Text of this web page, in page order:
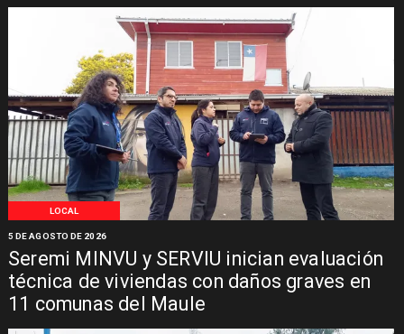
LOCAL
Seremi MINVU y SERVIU inician evaluación
técnica de viviendas con daños graves en
11 comunas del Maule
5 DE AGOSTO DE 2026